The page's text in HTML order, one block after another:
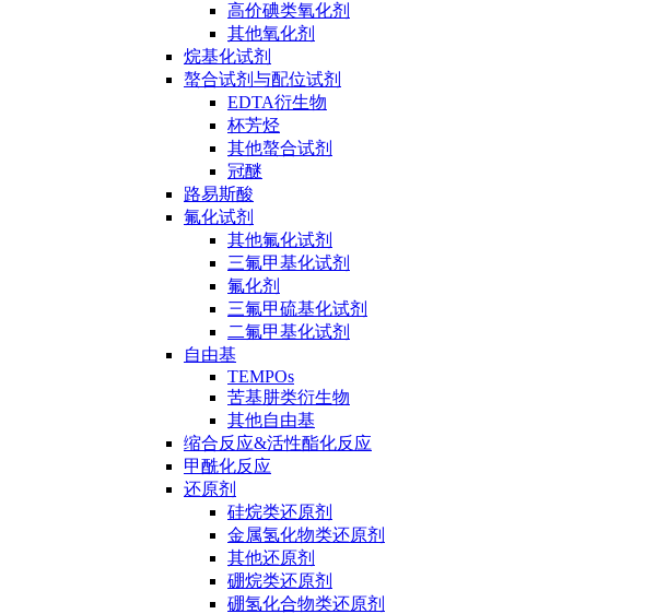
高价碘类氧化剂
其他氧化剂
烷基化试剂
螯合试剂与配位试剂
EDTA衍生物
杯芳烃
其他螯合试剂
冠醚
路易斯酸
氟化试剂
其他氟化试剂
三氟甲基化试剂
氟化剂
三氟甲硫基化试剂
二氟甲基化试剂
自由基
TEMPOs
苦基肼类衍生物
其他自由基
缩合反应&活性酯化反应
甲酰化反应
还原剂
硅烷类还原剂
金属氢化物类还原剂
其他还原剂
硼烷类还原剂
硼氢化合物类还原剂